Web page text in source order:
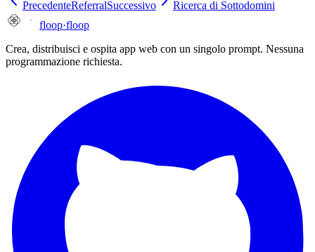
PrecedenteReferralSuccessivo
Ricerca di Sottodomini
floop·floop
Crea, distribuisci e ospita app web con un singolo prompt. Nessuna
programmazione richiesta.